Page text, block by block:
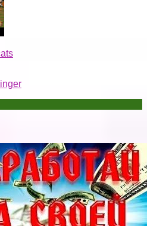
АНДРОИД БЕЗ